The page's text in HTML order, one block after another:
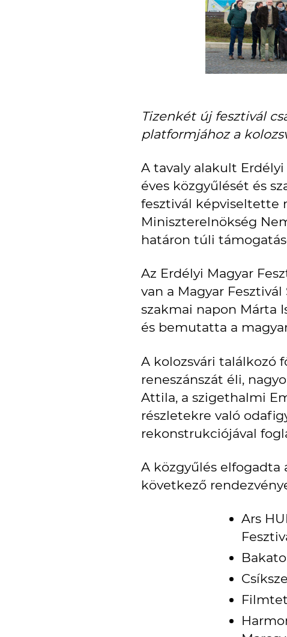
Tizenkét új fesztivál
platformjához a
A tavaly alakult
éves közgyűlését és
fesztivál képviseltette
Miniszterelnökség
határon túli
Az Erdélyi Magyar
van a Magyar
szakmai napon Márta
és bemutatta a
A kolozsvári találkozó
reneszánszát éli,
Attila, a szigethalmi
részletekre való
rekonstrukciójával
A közgyűlés elfogadta
következő
Ars